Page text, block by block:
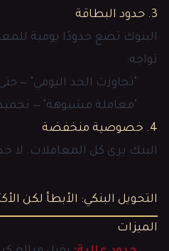
3. حدود البطاقة
البنوك تضع حدودًا يومية
تواجه:
"تجاوزت الحد اليومي" —
"معاملة مشبوهة" — تجميد
4. خصوصية منخفضة
البنك يرى كل المعاملات. لا
التحويل البنكي: الأبطأ لكن
الميزات